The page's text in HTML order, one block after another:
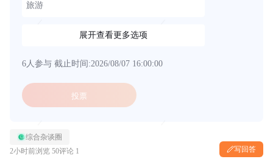
旅游
展开查看更多选项
6人参与 截止时间:2026/08/07 16:00:00
投票
综合杂谈圈
2小时前浏览 50评论 1 写回答